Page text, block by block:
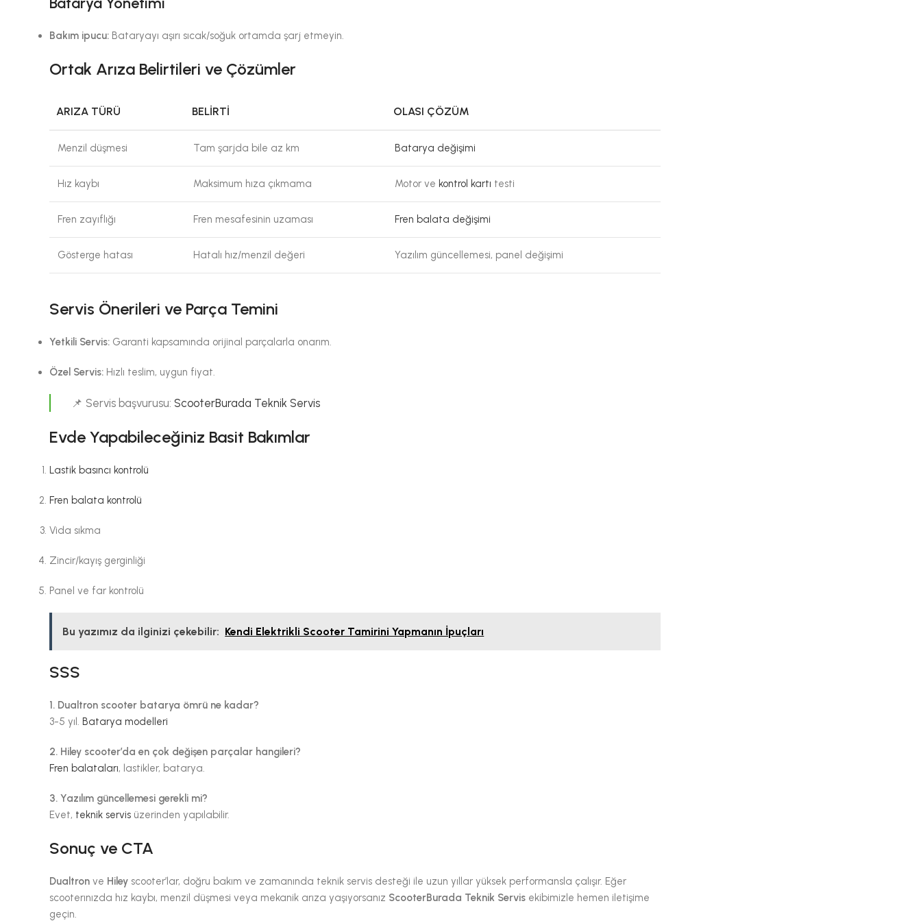
Bakım ipucu: Bataryayı aşırı sıcak/soğuk ortamda şarj etmeyin.
Ortak Arıza Belirtileri ve Çözümler
ARIZA TÜRÜ BELIRTI OLASI ÇÖZÜM
Menzil düşmesi Tam şarjda bile az km Batarya değişimi
Hız kaybı Maksimum hıza çıkmama Motor ve kontrol kartı testi
Fren zayıflığı Fren mesafesinin uzaması Fren balata değişimi
Gösterge hatası Hatalı hız/menzil değeri Yazılım güncellemesi, panel değişimi
Servis Önerileri ve Parça Temini
Yetkili Servis: Garanti kapsamında orijinal parçalarla onarım.
Özel Servis: Hızlı teslim, uygun fiyat.
📌 Servis başvurusu:ScooterBurada Teknik Servis
Evde Yapabileceğiniz Basit Bakımlar
Lastik basıncı kontrolü
Fren balata kontrolü
Vida sıkma
Zincir/kayış gerginliği
Panel ve far kontrolü
Bu yazımız da ilginizi çekebilir: Kendi Elektrikli Scooter Tamirini Yapmanın İpuçları
SSS
1. Dualtron scooter batarya ömrü ne kadar?
3-5 yıl. Batarya modelleri
2. Hiley scooter’da en çok değişen parçalar hangileri?
Fren balataları, lastikler, batarya.
3. Yazılım güncellemesi gerekli mi?
Evet, teknik servis üzerinden yapılabilir.
Sonuç ve CTA
Dualtron ve Hiley scooter’lar, doğru bakım ve zamanında teknik servis desteği ile uzun yıllar yüksek performansla çalışır. Eğer
scooterınızda hız kaybı, menzil düşmesi veya mekanik arıza yaşıyorsanız ScooterBurada Teknik Servis ekibimizle hemen iletişime
geçin.